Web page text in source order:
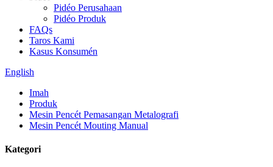
Pidéo Perusahaan
Pidéo Produk
FAQs
Taros Kami
Kasus Konsumén
English
Imah
Produk
Mesin Pencét Pemasangan Metalografi
Mesin Pencét Mouting Manual
Kategori